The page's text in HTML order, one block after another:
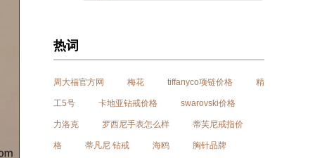
热词
周大福官方网 梅花 tiffanyco项链价格 精
工5号 卡地亚钻戒价格 swarovski价格
力洛克 罗西尼手表怎么样 蒂芙尼戒指价
格 蒂凡尼 钻戒 海鸥 胸针品牌